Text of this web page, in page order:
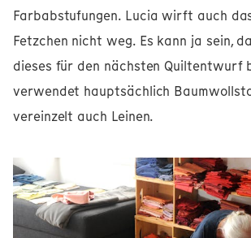
Farbabstufungen. Lucia wirft auch
Fetzchen nicht weg. Es kann ja sein,
dieses für den nächsten Quiltentwurf
verwendet hauptsächlich
vereinzelt auch Leinen.